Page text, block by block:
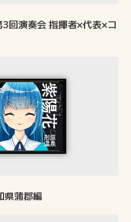
回演奏会 指揮者×代表×コ
蒲郡編